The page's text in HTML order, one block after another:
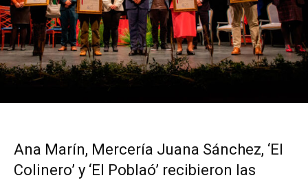
Ana Marín, Mercería Juana Sánchez, ‘El
Colinero’ y ‘El Poblaó’ recibieron las